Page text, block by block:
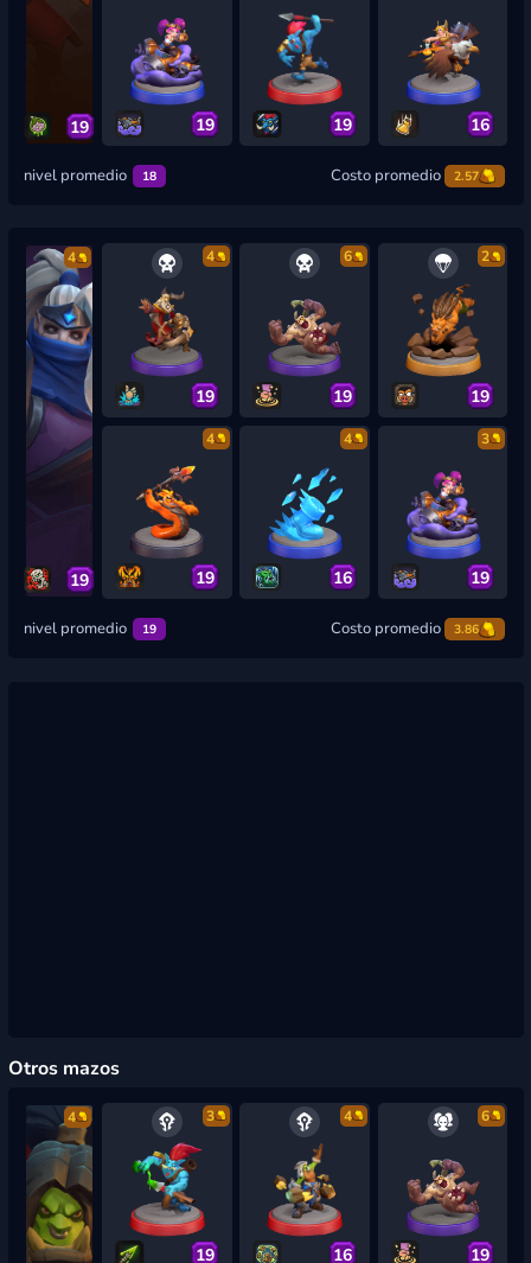
19 19 19 16
nivel promedio 18 Costo promedio 2.57
4
19
4
19
6
19
2
19
4
19
4
16
3
19
nivel promedio 19 Costo promedio 3.86
Otros mazos
4 3
19
4
16
6
19